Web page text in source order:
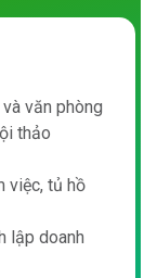
văn phòng
thảo
việc, tủ hồ
lập doanh